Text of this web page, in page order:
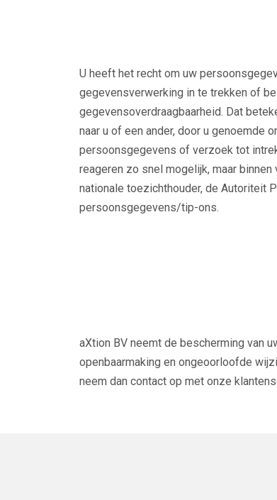
U heeft het recht om uw
gegevensverwerking in te trekken of
gegevensoverdraagbaarheid. Dat
naar u of een ander, door u genoemde
persoonsgegevens of verzoek tot
reageren zo snel mogelijk, maar
nationale toezichthouder, de Autoriteit
persoonsgegevens/tip-ons.
aXtion BV neemt de bescherming van
openbaarmaking en ongeoorloofde
neem dan contact op met onze